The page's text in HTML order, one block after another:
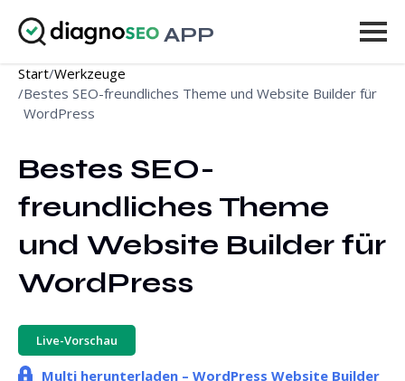
APP
Werkzeuge
Preise
Mehr
Anmelden
UPGRADE
Start/Werkzeuge
/Bestes SEO-freundliches Theme und Website Builder für
WordPress
Bestes SEO-
freundliches Theme
und Website Builder für
WordPress
Live-Vorschau
Multi herunterladen – WordPress Website Builder